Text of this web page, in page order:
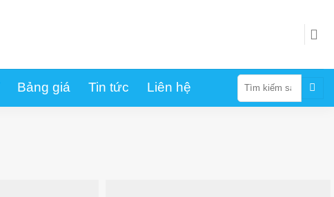
Bảng giá Tin tức Liên hệ
Tìm
kiếm: